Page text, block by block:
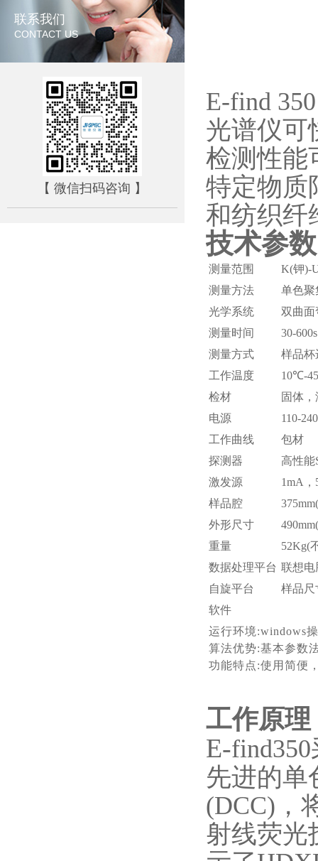
联系我们
CONTACT US
【 微信扫码咨询 】
E-find
光谱仪可
检测性能
特定物质
和纺织纤
技术参数
测量范围
K(钾)-
测量方法
单色聚
光学系统
双曲面
测量时间
30-600s
测量方式
样品杯
工作温度
10℃-
检材
固体
电源
110-
工作曲线
包材
探测器
高性能
激发源
1mA，
样品腔
外形尺寸
重量
52Kg(
数据处理平台 联想电
自旋平台
样品尺
软件
运行环境:windows
算法优势:基本参数
功能特点:使用简便
工作原理
E-
先进的单
(DCC)，
射线荧光